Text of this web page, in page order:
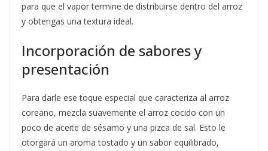
para que el vapor termine de distribuirse dentro del arroz
y obtengas una textura ideal.
Incorporación de sabores y
presentación
Para darle ese toque especial que caracteriza al arroz
coreano, mezcla suavemente el arroz cocido con un
poco de aceite de sésamo y una pizca de sal. Esto le
otorgará un aroma tostado y un sabor equilibrado,